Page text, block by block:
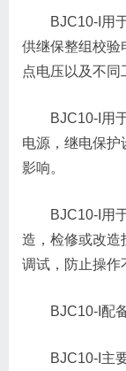
BJC10-I用
供继保整组校验
点电压以及不同
BJC10-I用
电源，继电保护
影响。
BJC10-I用
造，检修或改造
调试，防止操作
BJC10-I配
BJC10-I主